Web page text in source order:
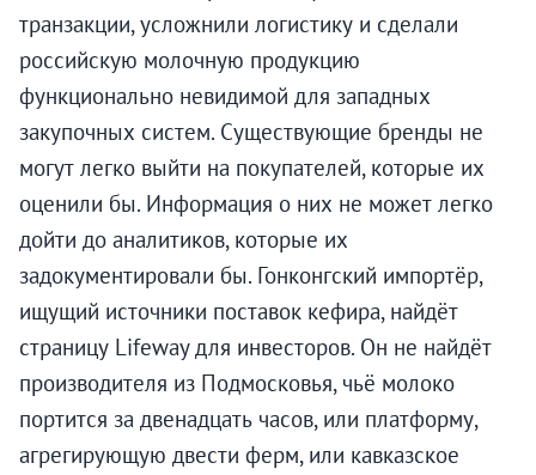
транзакции, усложнили логистику и сделали
российскую молочную продукцию
функционально невидимой для западных
закупочных систем. Существующие бренды не
могут легко выйти на покупателей, которые их
оценили бы. Информация о них не может легко
дойти до аналитиков, которые их
задокументировали бы. Гонконгский импортёр,
ищущий источники поставок кефира, найдёт
страницу Lifeway для инвесторов. Он не найдёт
производителя из Подмосковья, чьё молоко
портится за двенадцать часов, или платформу,
агрегирующую двести ферм, или кавказское